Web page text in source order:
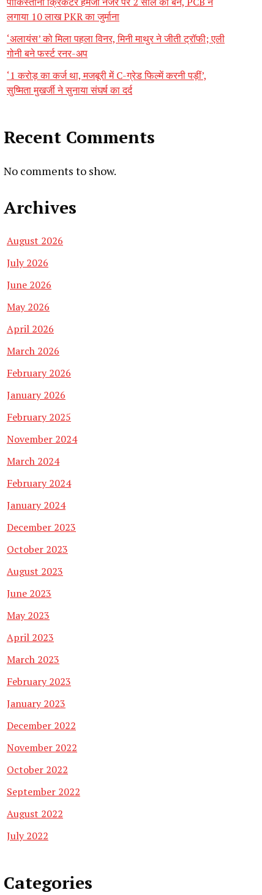
लगाया 10 लाख PKR का जुर्माना
‘अलायंस’ को मिला पहला विनर, मिनी माथुर ने जीती ट्रॉफी; एली
गोनी बने फर्स्ट रनर-अप
‘1 करोड़ का कर्ज था, मजबूरी में C-ग्रेड फिल्में करनी पड़ीं’,
सुष्मिता मुखर्जी ने सुनाया संघर्ष का दर्द
Recent Comments
No comments to show.
Archives
August 2026
July 2026
June 2026
May 2026
April 2026
March 2026
February 2026
January 2026
February 2025
November 2024
March 2024
February 2024
January 2024
December 2023
October 2023
August 2023
June 2023
May 2023
April 2023
March 2023
February 2023
January 2023
December 2022
November 2022
October 2022
September 2022
August 2022
July 2022
Categories